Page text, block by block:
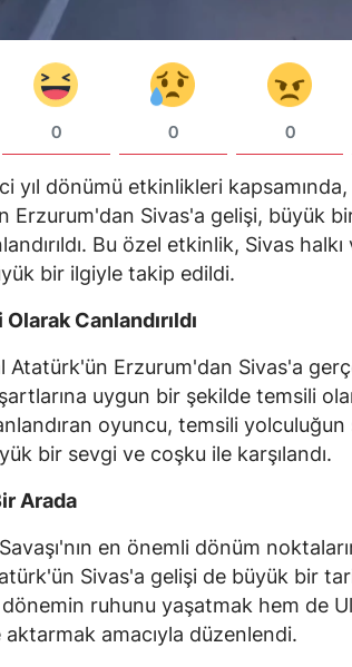
0 0 0
yıl dönümü etkinlikleri
Erzurum'dan Sivas'a gelişi, büyük
Bu özel etkinlik, Sivas halkı
bir ilgiyle takip edildi.
Canlandırıldı
Atatürk'ün Erzurum'dan Sivas'a
uygun bir şekilde temsili
oyuncu, temsili
bir sevgi ve coşku ile karşılandı.
Arada
en önemli dönüm
Sivas'a gelişi de büyük bir
ruhunu yaşatmak hem de
aktarmak amacıyla düzenlendi.